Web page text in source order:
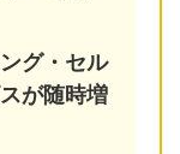
グ・セル
が随時増